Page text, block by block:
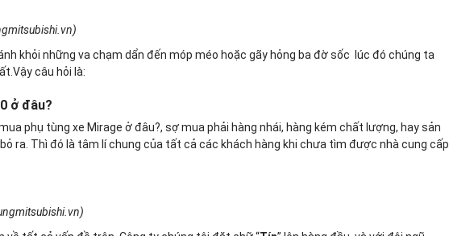
khỏi những va chạm dẩn đến móp méo hoặc gãy hỏng ba đờ sốc lúc đó chúng ta
câu hỏi là:
ở đâu?
phụ tùng xe Mirage ở đâu?, sợ mua phải hàng nhái, hàng kém chất lượng, hay sản
ra. Thì đó là tâm lí chung của tất cả các khách hàng khi chưa tìm được nhà cung cấp